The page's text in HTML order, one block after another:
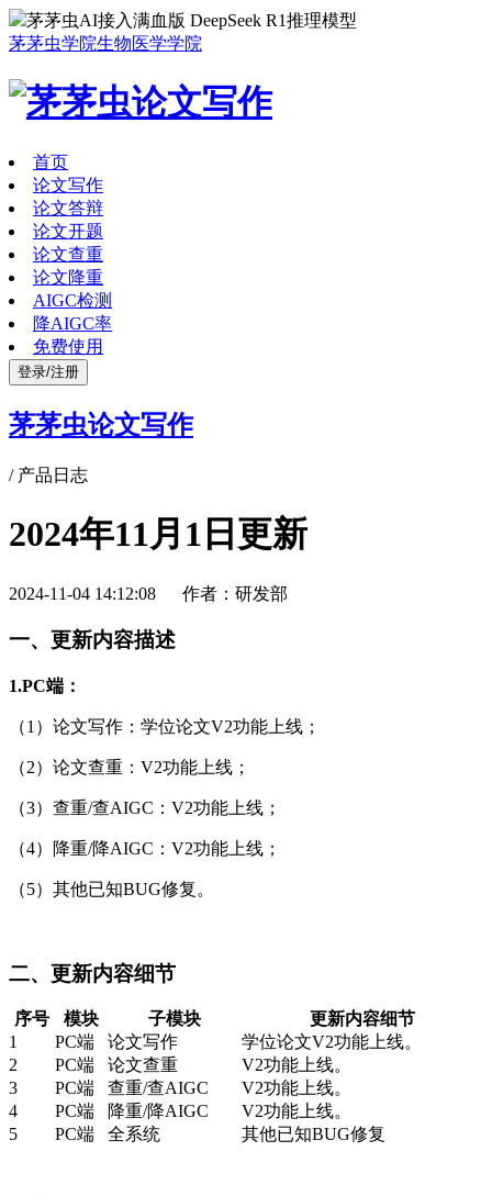
茅茅虫AI接入满血版 DeepSeek R1推理模型
茅茅虫学院生物医学学院
首页
论文写作
论文答辩
论文开题
论文查重
论文降重
AIGC检测
降AIGC率
免费使用
登录/注册
茅茅虫论文写作
/ 产品日志
2024年11月1日更新
2024-11-04 14:12:08 作者：研发部
一、更新内容描述
1.PC端：
（1）论文写作：学位论文V2功能上线；
（2）论文查重：V2功能上线；
（3）查重/查AIGC：V2功能上线；
（4）降重/降AIGC：V2功能上线；
（5）其他已知BUG修复。
二、更新内容细节
序号 模块 子模块
更新内容细节
1
PC端 论文写作
学位论文V2功能上线。
2
PC端 论文查重
V2功能上线。
3
PC端 查重/查AIGC
V2功能上线。
4
PC端 降重/降AIGC
V2功能上线。
5
PC端 全系统 其他已知BUG修复